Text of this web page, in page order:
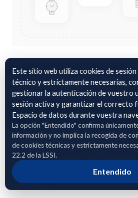
Fruta hueso. Huesca
Datos manejo cultivo de fruta de
Adhierete para
Compartir enlace público del
Este sitio web utiliza cookies de
técnico y estrictamente necesarias,
gestionar la autenticación de vuestro
sesión activa y garantizar el correcto
Espacio de datos durante vuestra
La opción "Entendido" confirma
información y no implica la recogida de
de cookies técnicas y estrictamente
22.2 de la LSSI.
Entendido